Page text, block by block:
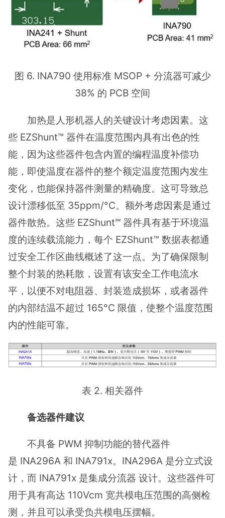
图 6. INA790 使用标准 MSOP + 分流器可减少
38% 的 PCB 空间
加热是人形机器人的关键设计考虑因素。这
些 EZShunt™ 器件在温度范围内具有出色的性
能，因为这些器件包含内置的编程温度补偿功
能，即使温度在器件的整个额定温度范围内发生
变化，也能保持器件测量的精确度。这可导致总
设计漂移低至 35ppm/°C。额外考虑因素是通过
器件散热。这些 EZShunt℠ 器件具有基于环境温
度的连续载流能力，每个 EZShunt™ 数据表都通
过安全工作区曲线概述了这一点。为了确保限制
整个封装的热耗散，设置有该安全工作电流水
平，以便不对电阻器、封装造成损坏，或者器件
的内部结温不超过 165°C 限值，使整个温度范围
内的性能可靠。
表 2. 相关器件
备选器件建议
不具备 PWM 抑制功能的替代器件
是 INA296A 和 INA791x。INA296A 是分立式设
计，而 INA791x 是集成分流器 设计。这些器件可
用于具有高达 110Vcm 宽共模电压范围的高侧检
测，并且可以承受负共模电压摆幅。